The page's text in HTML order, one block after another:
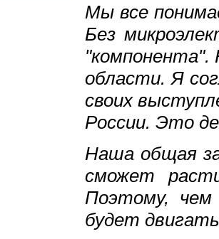
Мы все
Без
"компонента".
области. Я
своих
России. Это
Наша общая
сможет
Поэтому,
будет